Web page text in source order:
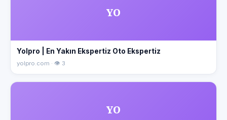
YO
Yolpro | En Yakın Ekspertiz Oto Ekspertiz
yolpro.com · 👁 3
YO